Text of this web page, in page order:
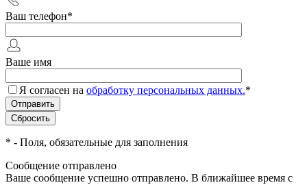
Ваш телефон*
Ваше имя
Я согласен на обработку персональных данных.*
* - Поля, обязательные для заполнения
Сообщение отправлено
Ваше сообщение успешно отправлено. В ближайшее время с